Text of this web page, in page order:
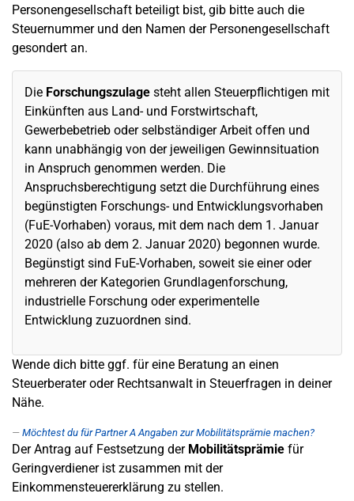
Personengesellschaft beteiligt bist, gib bitte auch die
Steuernummer und den Namen der Personengesellschaft
gesondert an.
Die Forschungszulage steht allen Steuerpflichtigen mit
Einkünften aus Land- und Forstwirtschaft,
Gewerbebetrieb oder selbständiger Arbeit offen und
kann unabhängig von der jeweiligen Gewinnsituation
in Anspruch genommen werden. Die
Anspruchsberechtigung setzt die Durchführung eines
begünstigten Forschungs- und Entwicklungsvorhaben
(FuE-Vorhaben) voraus, mit dem nach dem 1. Januar
2020 (also ab dem 2. Januar 2020) begonnen wurde.
Begünstigt sind FuE-Vorhaben, soweit sie einer oder
mehreren der Kategorien Grundlagenforschung,
industrielle Forschung oder experimentelle
Entwicklung zuzuordnen sind.
Wende dich bitte ggf. für eine Beratung an einen
Steuerberater oder Rechtsanwalt in Steuerfragen in deiner
Nähe.
Möchtest du für Partner A Angaben zur Mobilitätsprämie machen?
Der Antrag auf Festsetzung der Mobilitätsprämie für
Geringverdiener ist zusammen mit der
Einkommensteuererklärung zu stellen.